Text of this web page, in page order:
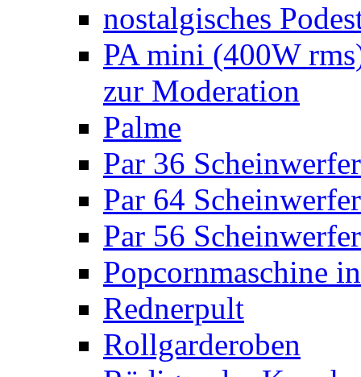
nostalgisches
PA mini (400W
zur Moderation
Palme
Par 36 Scheinwerfer
Par 64 Scheinwerfer
Par 56 Scheinwerfer
Popcornmaschine
Rednerpult
Rollgarderoben